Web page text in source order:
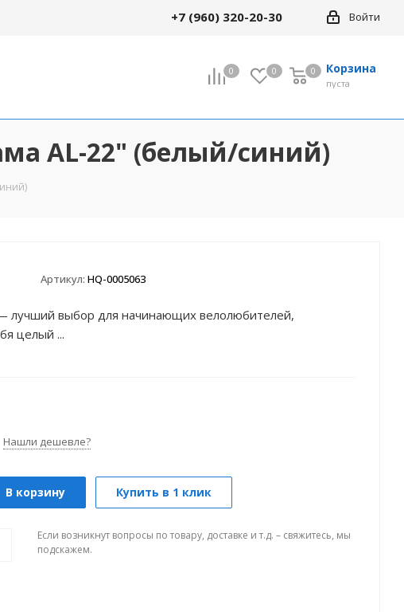
Войти
+7 (960) 320-20-30
0 0 Корзина
0
пуста
0
AL-22" (белый/синий)
Артикул: HQ-0005063
лучший выбор для начинающих велолюбителей,
целый ...
Нашли дешевле?
В корзину Купить в 1 клик
Если возникнут вопросы по товару, доставке и т.д. – свяжитесь, мы
подскажем.